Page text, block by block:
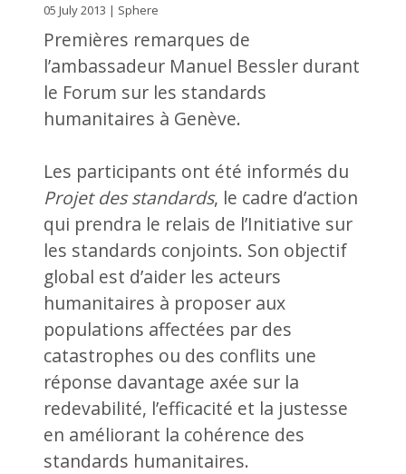
05 July 2013 | Sphere
Premières remarques de
l’ambassadeur Manuel Bessler durant
le Forum sur les standards
humanitaires à Genève.
Les participants ont été informés du
Projet des standards, le cadre d’action
qui prendra le relais de l’Initiative sur
les standards conjoints. Son objectif
global est d’aider les acteurs
humanitaires à proposer aux
populations affectées par des
catastrophes ou des conflits une
réponse davantage axée sur la
redevabilité, l’efficacité et la justesse
en améliorant la cohérence des
standards humanitaires.